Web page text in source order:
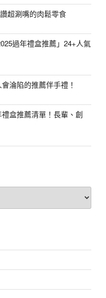
超涮嘴的肉鬆零食
過年禮盒推薦」24+人氣
淪陷的推薦伴手禮！
盒推薦清單！長輩、創